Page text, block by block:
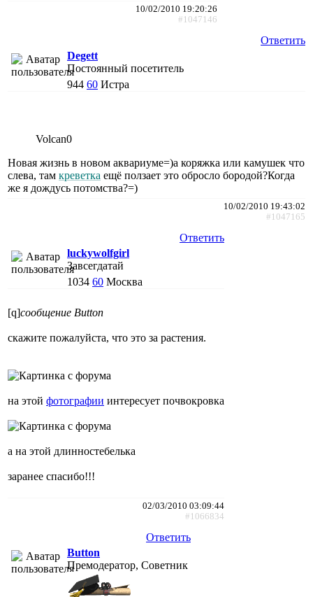
10/02/2010 19:20:26
#1047146
Ответить
Degett
Постоянный посетитель
944 60 Истра
Volcan0
Новая жизнь в новом аквариуме=)а коряжка или камушек что
слева, там креветка ещё ползает это обросло бородой?Когда
же я дождусь потомства?=)
10/02/2010 19:43:02
#1047165
Ответить
luckywolfgirl
Завсегдатай
1034 60 Москва
[q]сообщение Button
скажите пожалуйста, что это за растения.
на этой фотографии интересует почвокровка
а на этой длинностебелька
заранее спасибо!!!
02/03/2010 03:09:44
#1066834
Ответить
Button
Премодератор, Советник